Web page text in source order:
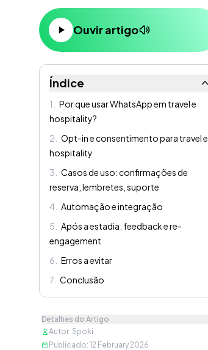
Ouvir artigo
Índice
1
Por que usar WhatsApp em travel e
hospitality?
2
Opt-in e consentimento para travel e
hospitality
3
Casos de uso: confirmações de
reserva, lembretes, suporte
4
Automação e integração
5
Após a estadia: feedback e re-
engagement
6
Erros a evitar
7 Conclusão
Detalhes do Artigo
Autor: Spoki
Publicado: 12 February 2026